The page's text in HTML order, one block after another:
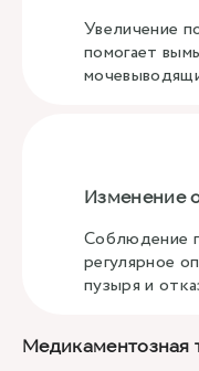
Увеличение
помогает
Изменение
Соблюдение
регулярное
пузыря и
Медикаментозная